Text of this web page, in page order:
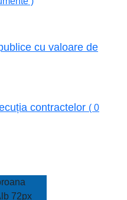
cu valoare de
contractelor ( 0